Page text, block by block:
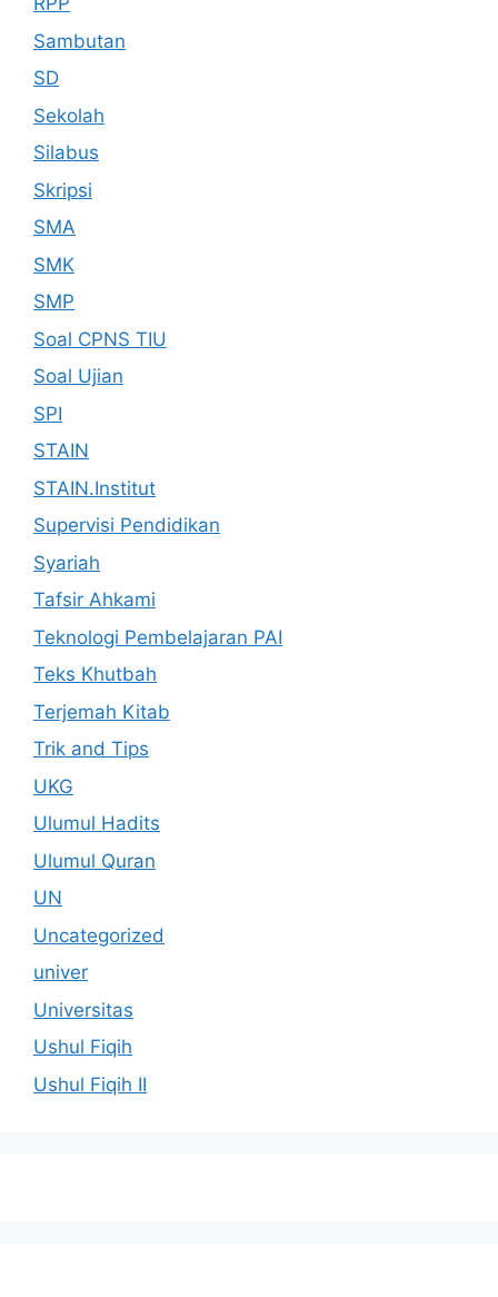
Sambutan
SD
Sekolah
Silabus
Skripsi
SMA
SMK
SMP
Soal CPNS TIU
Soal Ujian
SPI
STAIN
STAIN.Institut
Supervisi Pendidikan
Syariah
Tafsir Ahkami
Teknologi Pembelajaran PAI
Teks Khutbah
Terjemah Kitab
Trik and Tips
UKG
Ulumul Hadits
Ulumul Quran
UN
Uncategorized
univer
Universitas
Ushul Fiqih
Ushul Fiqih II